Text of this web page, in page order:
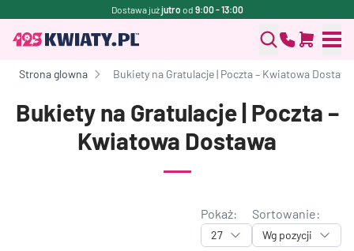
Dostawa jużjutro od 9:00 - 13:00
Strona glowna Bukiety na Gratulacje | Poczta – Kwiatowa Dostawa
Bukiety na Gratulacje | Poczta –
Kwiatowa Dostawa
Pokaż:
27
Sortowanie:
Wg pozycji